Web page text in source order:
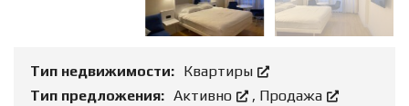
Тип недвижимости: Квартиры
Тип предложения: Активно , Продажа